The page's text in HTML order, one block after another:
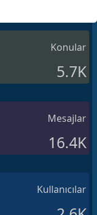
Konular
5.7K
Mesajlar
16.4K
Kullanıcılar